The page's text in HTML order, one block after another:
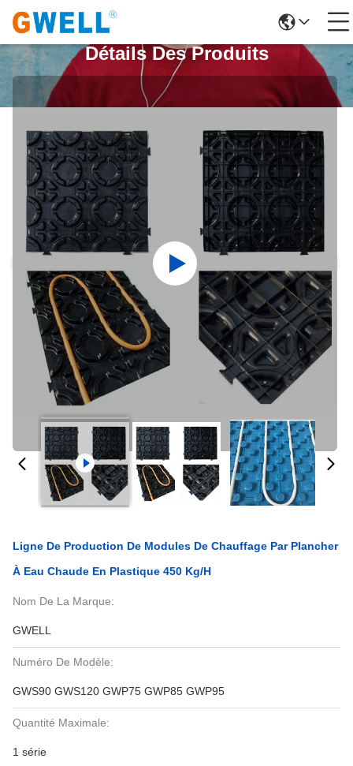
Détails Des Produits
Ligne De Production De Modules De Chauffage Par Plancher
À Eau Chaude En Plastique 450 Kg/h
Nom De La Marque:
GWELL
Numéro De Modèle:
GWS90 GWS120 GWP75 GWP85 GWP95
Quantité Maximale:
1 série